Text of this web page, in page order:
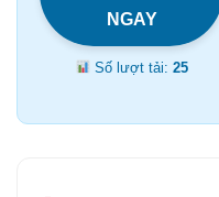
NGAY
Số lượt tải:25